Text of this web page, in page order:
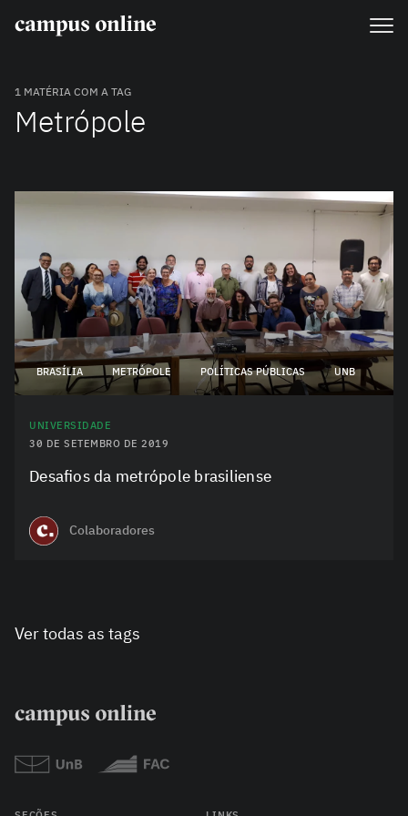
1 MATÉRIA COM A TAG
Metrópole
BRASÍLIA METRÓPOLE POLÍTICAS PÚBLICAS UNB
UNIVERSIDADE
30 DE SETEMBRO DE 2019
Desafios da metrópole brasiliense
Colaboradores
Ver todas as tags